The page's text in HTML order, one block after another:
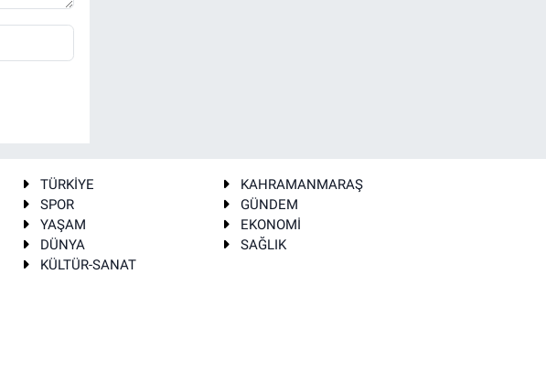
TÜRKİYE
KAHRAMANMARAŞ
SPOR
GÜNDEM
YAŞAM
EKONOMİ
DÜNYA
SAĞLIK
KÜLTÜR-SANAT